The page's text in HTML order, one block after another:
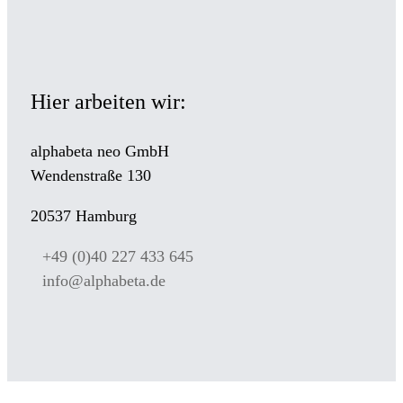
Hier arbeiten wir:
alphabeta neo GmbH
Wendenstraße 130
20537 Hamburg
+49 (0)40 227 433 645
info@alphabeta.de